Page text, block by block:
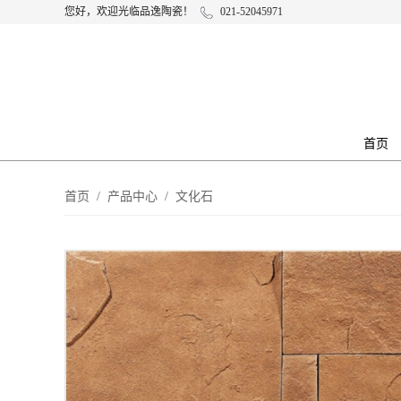
您好，欢迎光临品逸陶瓷！ 021-52045971
首页
首页 / 产品中心 / 文化石